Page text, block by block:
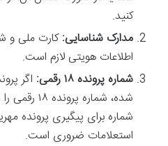
کنید.
مدارک شناسایی:کارت ملی و
اطلاعات هویتی لازم است.
شماره پرونده ۱۸ رقمی:
اگر
شده،
شماره برای پیگیری پرونده
استعلامات ضروری است.